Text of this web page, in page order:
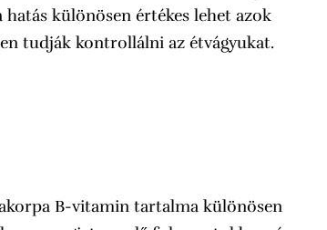
különösen értékes lehet azok
tudják kontrollálni az étvágyukat.
B-vitamin tartalma különösen